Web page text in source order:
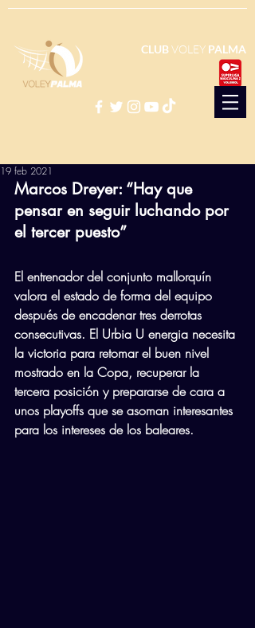
CLUBVOLEY PALMA
19 feb 2021
Marcos Dreyer: “Hay que
pensar en seguir luchando por
el tercer puesto”
El entrenador del conjunto mallorquín
valora el estado de forma del equipo
después de encadenar tres derrotas
consecutivas. El Urbia U energia necesita
la victoria para retomar el buen nivel
mostrado en la Copa, recuperar la
tercera posición y prepararse de cara a
unos playoffs que se asoman interesantes
para los intereses de los baleares.